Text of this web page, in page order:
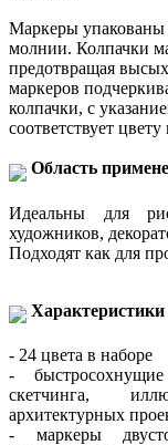
Маркеры
молнии. Колпачки
предотвращая
маркеров
колпачки, с
соответствует цвету
Область
Идеальны для
художников,
Подходят как для
Характеристики
- 24 цвета в наборе
-
скетчинга,
архитектурных
- маркеры